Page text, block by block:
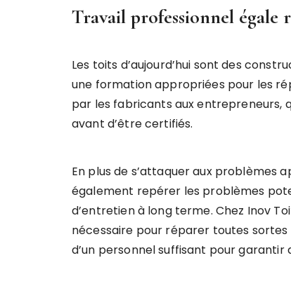
Travail professionnel égale
Les toits d’aujourd’hui sont des
une formation appropriées pour les
par les fabricants aux entrepreneurs,
avant d’être certifiés.
En plus de s’attaquer aux problèmes
également repérer les problèmes
d’entretien à long terme. Chez Inov
nécessaire pour réparer toutes
d’un personnel suffisant pour